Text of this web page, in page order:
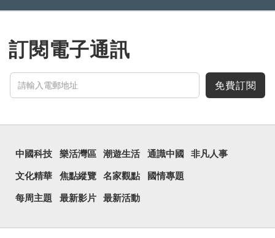
訂閱電子通訊
免費訂閱
中國科技 樂活灣區 潮遊生活 通識中國 非凡人事
文化精華 焦點縱覽 名家觀點 國情專題
每周主題 最新影片 最新活動